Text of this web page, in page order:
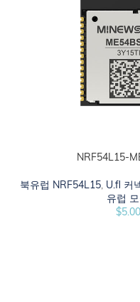
카트에 추가하십시오NRF54L15-
북유럽 NRF54L15, U.fl 커
유럽
$5.00